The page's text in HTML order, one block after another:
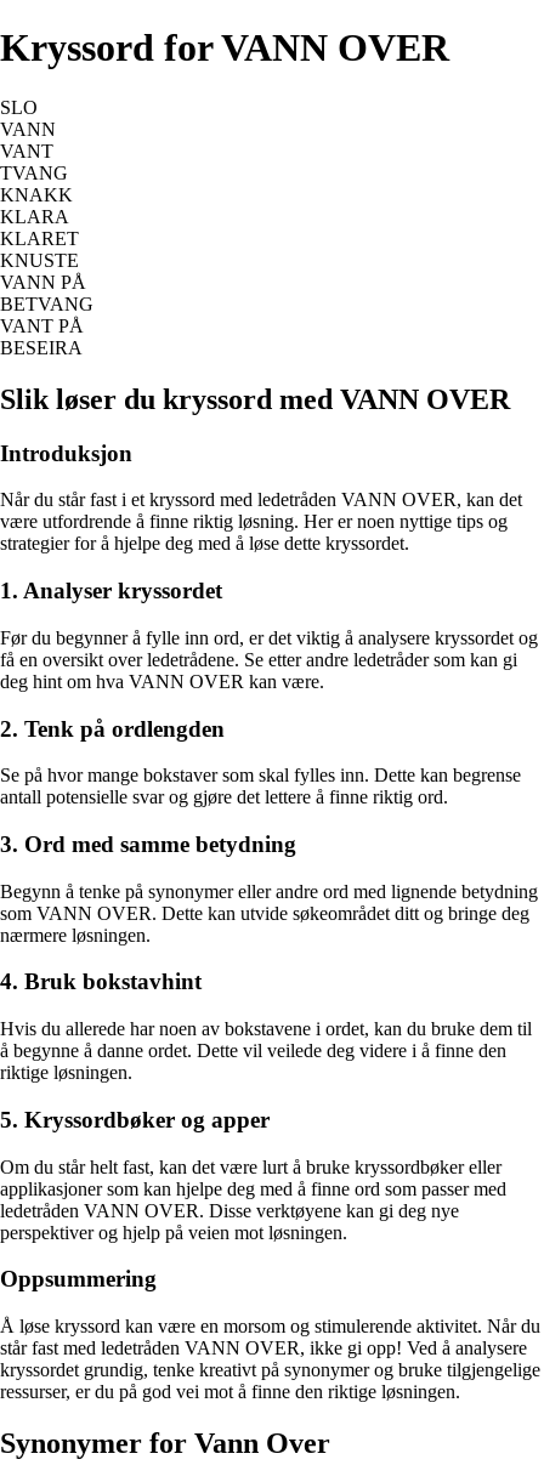
Kryssord for VANN OVER
SLO
VANN
VANT
TVANG
KNAKK
KLARA
KLARET
KNUSTE
VANN PÅ
BETVANG
VANT PÅ
BESEIRA
Slik løser du kryssord med VANN OVER
Introduksjon
Når du står fast i et kryssord med ledetråden VANN OVER, kan det
være utfordrende å finne riktig løsning. Her er noen nyttige tips og
strategier for å hjelpe deg med å løse dette kryssordet.
1. Analyser kryssordet
Før du begynner å fylle inn ord, er det viktig å analysere kryssordet og
få en oversikt over ledetrådene. Se etter andre ledetråder som kan gi
deg hint om hva VANN OVER kan være.
2. Tenk på ordlengden
Se på hvor mange bokstaver som skal fylles inn. Dette kan begrense
antall potensielle svar og gjøre det lettere å finne riktig ord.
3. Ord med samme betydning
Begynn å tenke på synonymer eller andre ord med lignende betydning
som VANN OVER. Dette kan utvide søkeområdet ditt og bringe deg
nærmere løsningen.
4. Bruk bokstavhint
Hvis du allerede har noen av bokstavene i ordet, kan du bruke dem til
å begynne å danne ordet. Dette vil veilede deg videre i å finne den
riktige løsningen.
5. Kryssordbøker og apper
Om du står helt fast, kan det være lurt å bruke kryssordbøker eller
applikasjoner som kan hjelpe deg med å finne ord som passer med
ledetråden VANN OVER. Disse verktøyene kan gi deg nye
perspektiver og hjelp på veien mot løsningen.
Oppsummering
Å løse kryssord kan være en morsom og stimulerende aktivitet. Når du
står fast med ledetråden VANN OVER, ikke gi opp! Ved å analysere
kryssordet grundig, tenke kreativt på synonymer og bruke tilgjengelige
ressurser, er du på god vei mot å finne den riktige løsningen.
Synonymer for Vann Over